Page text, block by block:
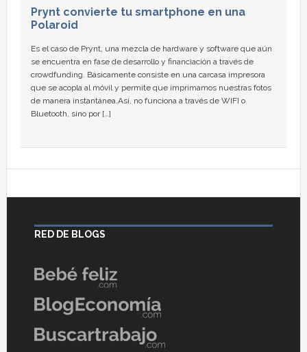
Prynt convierte tu smartphone en una
Polaroid
Es el caso de Prynt, una mezcla de hardware y software que aún
se encuentra en fase de desarrollo y financiación a través de
crowdfunding. Básicamente consiste en una carcasa impresora
que se acopla al móvil y permite que imprimamos nuestras fotos
de manera instantánea.Así, no funciona a través de WIFI o
Bluetooth, sino por […]
RED DE BLOGS